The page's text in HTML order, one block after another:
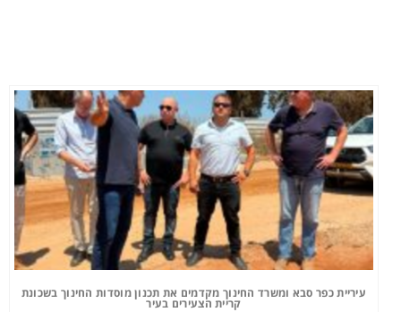
עיריית כפר סבא ומשרד החינוך מקדמים את תכנון מוסדות החינוך בשכונת
קריית הצעירים בעיר